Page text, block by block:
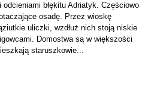
błękitu Adriatyk. Częściowo
osadę. Przez wioskę
uliczki, wzdłuż nich stoją niskie
Domostwa są w większości
staruszkowie...